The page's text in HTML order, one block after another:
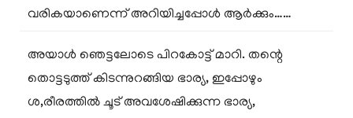
വരികയാണെന്ന് അറിയിച്ചപ്പോൾ ആർക്കും……
അയാൾ ഞെട്ടലോടെ പിറകോട്ട് മാറി. തന്റെ
തൊട്ടടുത്ത് കിടന്നുറങ്ങിയ ഭാര്യ, ഇപ്പോഴും
ശ,രീരത്തിൽ ചൂട് അവശേഷിക്കുന്ന ഭാര്യ,